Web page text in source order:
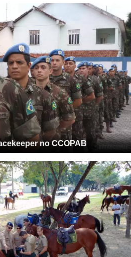
no CCOPAB